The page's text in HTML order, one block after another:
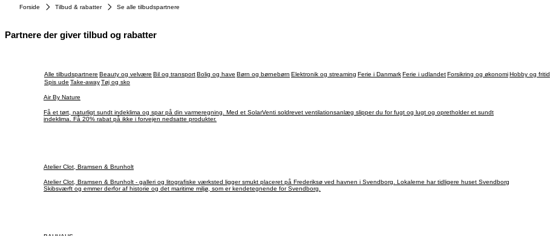
Forside Tilbud & rabatter Se alle tilbudspartnere
Partnere der giver tilbud og rabatter
Alle tilbudspartnere Beauty og velvære Bil og transportBolig og have Børn og børnebørn Elektronik og streaming Ferie i DanmarkFerie i udlandetForsikring og økonomiHobby og fritid
Spis ude Take-awayTøj og sko
Air By Nature
Få et tørt, naturligt sundt indeklima og spar på din varmeregning. Med et SolarVenti soldrevet ventilationsanlæg slipper du for fugt og lugt og opretholder et sundt
indeklima. Få 20% rabat på ikke i forvejen nedsatte produkter.
Atelier Clot, Bramsen & Brunholt
Atelier Clot, Bramsen & Brunholt - galleri og litografiske værksted ligger smukt placeret på Frederiksø ved havnen i Svendborg. Lokalerne har tidligere huset Svendborg
Skibsværft og emmer derfor af historie og det maritime miljø, som er kendetegnende for Svendborg.